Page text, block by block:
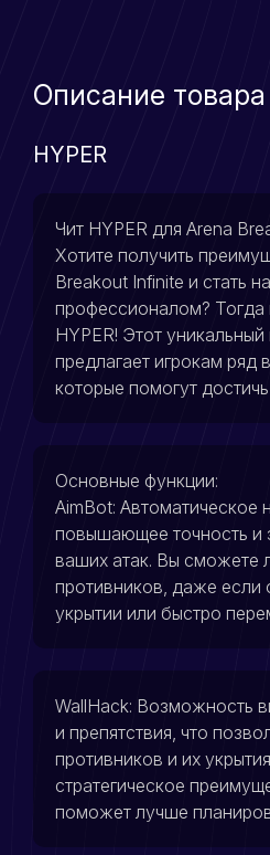
Описание товара
HYPER
Чит HYPER для Arena
Хотите получить
Breakout Infinite и стать
профессионалом? Тогда
HYPER! Этот
предлагает игрокам ряд
которые помогут
Основные функции:
AimBot: Автоматическое
повышающее точность и
ваших атак. Вы сможете
противников, даже если
укрытии или быстро
WallHack: Возможность
и препятствия, что
противников и их
стратегическое
поможет лучше